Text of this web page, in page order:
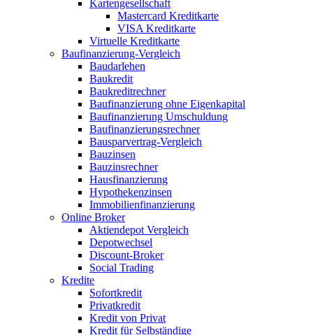
Kartengesellschaft
Mastercard Kreditkarte
VISA Kreditkarte
Virtuelle Kreditkarte
Baufinanzierung-Vergleich
Baudarlehen
Baukredit
Baukreditrechner
Baufinanzierung ohne Eigenkapital
Baufinanzierung Umschuldung
Baufinanzierungsrechner
Bausparvertrag-Vergleich
Bauzinsen
Bauzinsrechner
Hausfinanzierung
Hypothekenzinsen
Immobilienfinanzierung
Online Broker
Aktiendepot Vergleich
Depotwechsel
Discount-Broker
Social Trading
Kredite
Sofortkredit
Privatkredit
Kredit von Privat
Kredit für Selbständige